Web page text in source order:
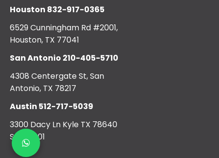
Houston 832-917-0365
6529 Cunningham Rd #2001,
Houston, TX 77041
San Antonio 210-405-5710
4308 Centergate St, San
Antonio, TX 78217
Austin 512-717-5039
3300 Dacy Ln Kyle TX 78640
Suite 1001